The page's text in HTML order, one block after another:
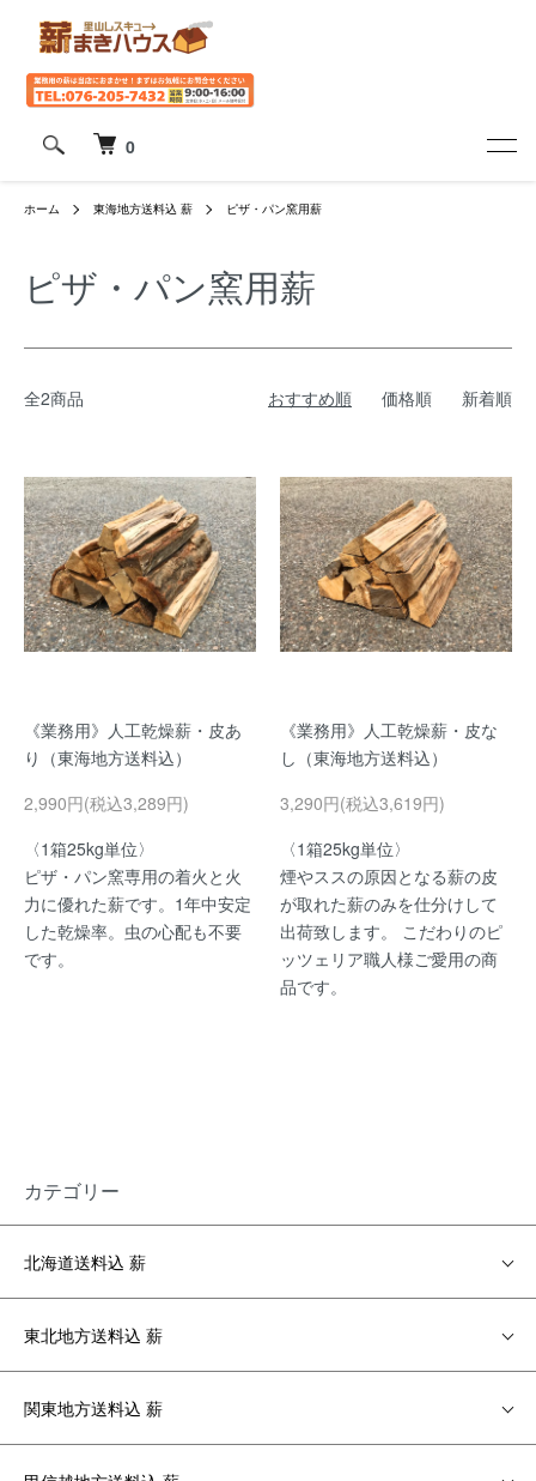
0
ホーム 東海地方送料込 薪 ピザ・パン窯用薪
ピザ・パン窯用薪
全2商品 おすすめ順 価格順 新着順
《業務用》人工乾燥薪・皮あ
り（東海地方送料込）
2,990円(税込3,289円)
〈1箱25kg単位〉
ピザ・パン窯専用の着火と火
力に優れた薪です。1年中安定
した乾燥率。虫の心配も不要
です。
《業務用》人工乾燥薪・皮な
し（東海地方送料込）
3,290円(税込3,619円)
〈1箱25kg単位〉
煙やススの原因となる薪の皮
が取れた薪のみを仕分けして
出荷致します。 こだわりのピ
ッツェリア職人様ご愛用の商
品です。
カテゴリー
北海道送料込 薪
東北地方送料込 薪
関東地方送料込 薪